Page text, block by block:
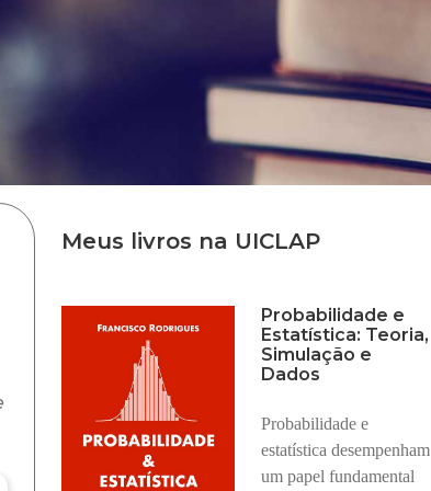
Meus livros na UICLAP
Probabilidade e
Estatística: Teoria,
Simulação e
Dados
Probabilidade e
estatística desempenham
um papel fundamental